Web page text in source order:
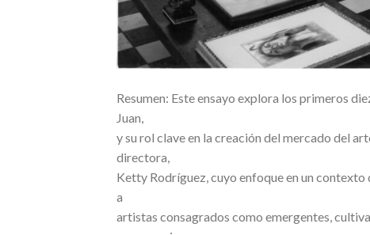
Resumen: Este ensayo explora los primeros
Juan,
y su rol clave en la creación del mercado del
directora,
Ketty Rodríguez, cuyo enfoque en un
a
artistas consagrados como emergentes,